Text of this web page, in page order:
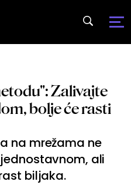
Zalivajte
bolje će rasti
na mrežama ne
ali
biljaka.